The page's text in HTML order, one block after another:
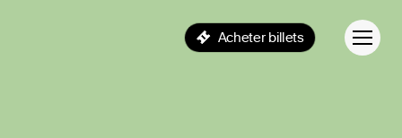
Acheter billets